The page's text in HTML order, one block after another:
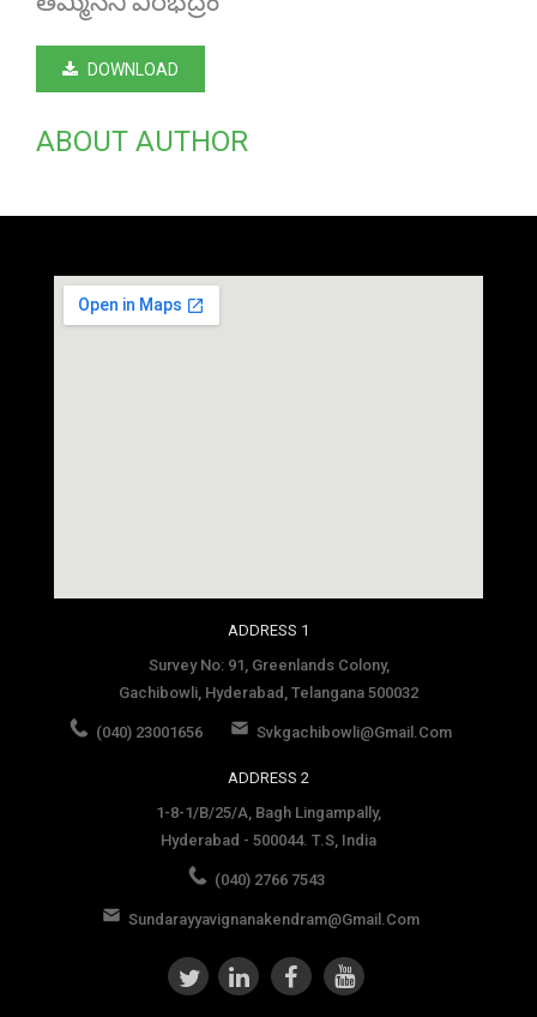
DOWNLOAD
ABOUT AUTHOR
ADDRESS 1
Survey No: 91, Greenlands Colony,
Gachibowli, Hyderabad, Telangana 500032
(040) 23001656 Svkgachibowli@gmail.com
ADDRESS 2
1-8-1/B/25/A, Bagh Lingampally,
Hyderabad - 500044. T.S, India
(040) 2766 7543
Sundarayyavignanakendram@gmail.com